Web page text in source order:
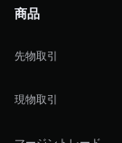
商品
先物取引
現物取引